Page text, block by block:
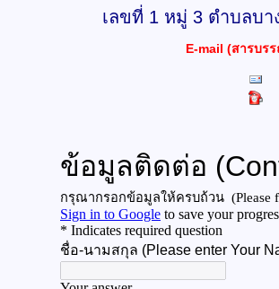
เลขที่ 1 หมู่ 3 ตำบลบ
E-mail (สารบร